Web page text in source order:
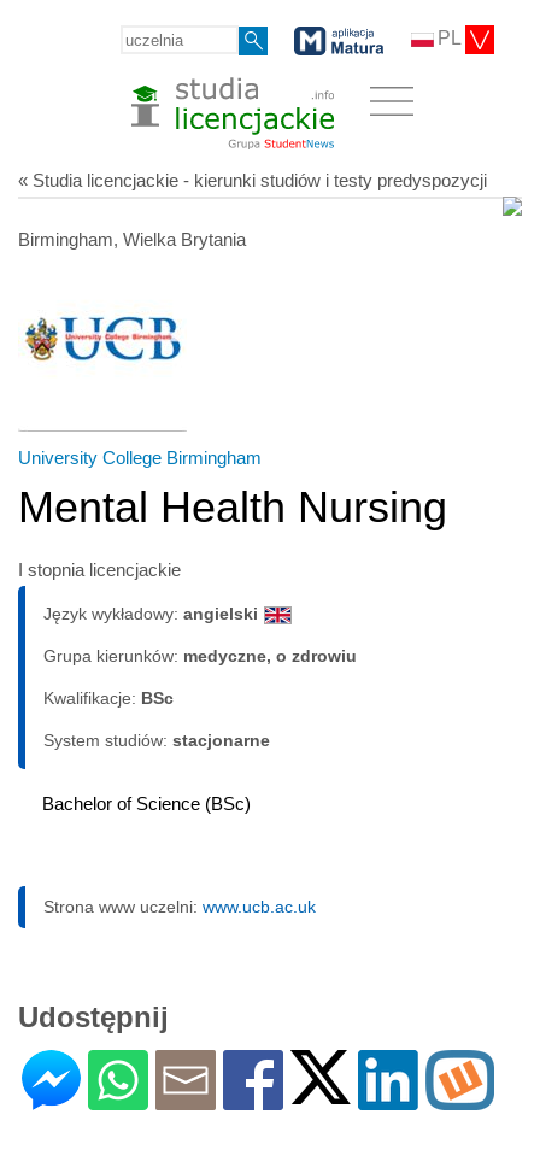
PL
« Studia licencjackie - kierunki studiów i testy predyspozycji
Birmingham, Wielka Brytania
University College Birmingham
Mental Health Nursing
I stopnia licencjackie
Język wykładowy: angielski
Grupa kierunków: medyczne, o zdrowiu
Kwalifikacje: BSc
System studiów: sta­cjo­nar­ne
Bachelor of Science (BSc)
Strona www uczelni: www.ucb.ac.uk
Udostępnij